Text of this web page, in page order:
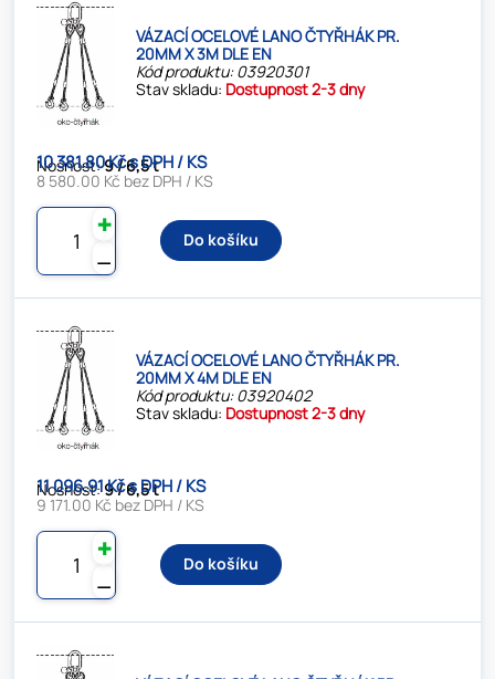
VÁZACÍ OCELOVÉ LANO ČTYŘHÁK PR.
20MM X 3M DLE EN
Kód produktu: 03920301
Stav skladu: Dostupnost 2-3 dny
Nosnost:9 / 6,5 t
10 381.80 Kč s DPH / KS
8 580.00 Kč bez DPH / KS
⚊
✚
Do košíku
VÁZACÍ OCELOVÉ LANO ČTYŘHÁK PR.
20MM X 4M DLE EN
Kód produktu: 03920402
Stav skladu: Dostupnost 2-3 dny
Nosnost:9 / 6,5 t
11 096.91 Kč s DPH / KS
9 171.00 Kč bez DPH / KS
⚊
✚
Do košíku